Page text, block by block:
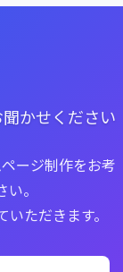
かせください
ージ制作をお考
。
ただきます。